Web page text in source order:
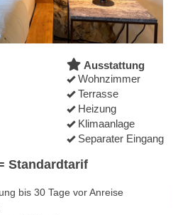
Ausstattung
Wohnzimmer
Terrasse
Heizung
Klimaanlage
Separater Eingang
Standardtarif
bis 30 Tage vor Anreise